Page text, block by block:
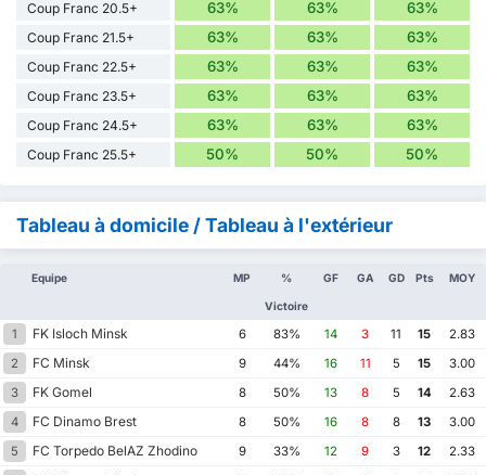
Coup Franc 20.5+ 63% 63% 63%
Coup Franc 21.5+ 63% 63% 63%
Coup Franc 22.5+ 63% 63% 63%
Coup Franc 23.5+ 63% 63% 63%
Coup Franc 24.5+ 63% 63% 63%
Coup Franc 25.5+ 50% 50% 50%
Tableau à domicile / Tableau à l'extérieur
Equipe MP %
Victoire
GF GA GD Pts MOY
1 FK Isloch Minsk 6 83% 14 3 11 15
2.83
2
FC Minsk 9 44% 16 11 5 15
3.00
3
FK Gomel 8 50% 13 8 5 14
2.63
4
FC Dinamo Brest 8 50% 16 8 8 13
3.00
5
FC Torpedo BelAZ Zhodino 9 33% 12 9 3 12
2.33